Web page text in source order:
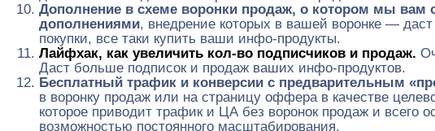
Дополнение в схеме воронки продаж, о котором мы вам
дополнениями, внедрение которых в вашей воронке —
покупки, все таки купить ваши инфо-продукты.
Лайфхак, как увеличить кол-во подписчиков и продаж.
Даст больше подписок и продаж ваших инфо-продуктов.
Бесплатный трафик и конверсии с предварительным
в воронку продаж или на страницу оффера в качестве
которое приводит трафик и ЦА без воронок продаж и
возможностью постоянного масштабирования.